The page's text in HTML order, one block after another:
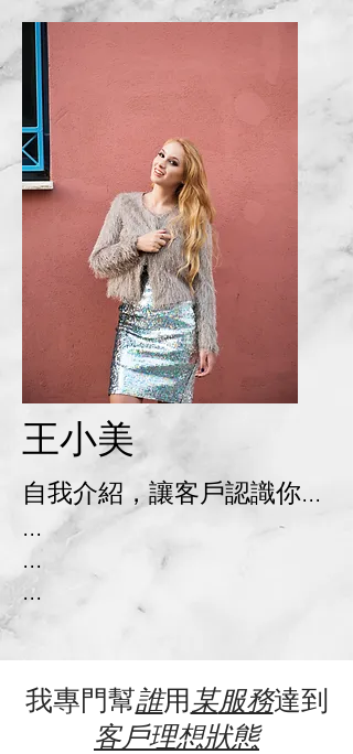
​王小美
自我介紹，讓客戶認識你...
...
...
...
我專門幫誰用某服務達到
客戶理想狀態